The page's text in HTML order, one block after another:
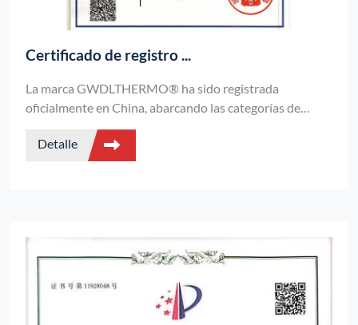
Certificado de registro ...
La marca GWDLTHERMO® ha sido registrada
oficialmente en China, abarcando las categorías de
hornos industriales y equipos de tratamiento térmico,
gozando de protección legal de marca y apoyo político.
Detalle